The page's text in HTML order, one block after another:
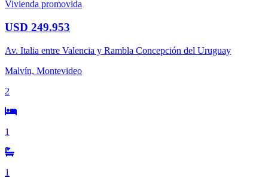
Vivienda promovida
USD 249.953
Av. Italia entre Valencia y Rambla Concepción del Uruguay
Malvín, Montevideo
2
1
1